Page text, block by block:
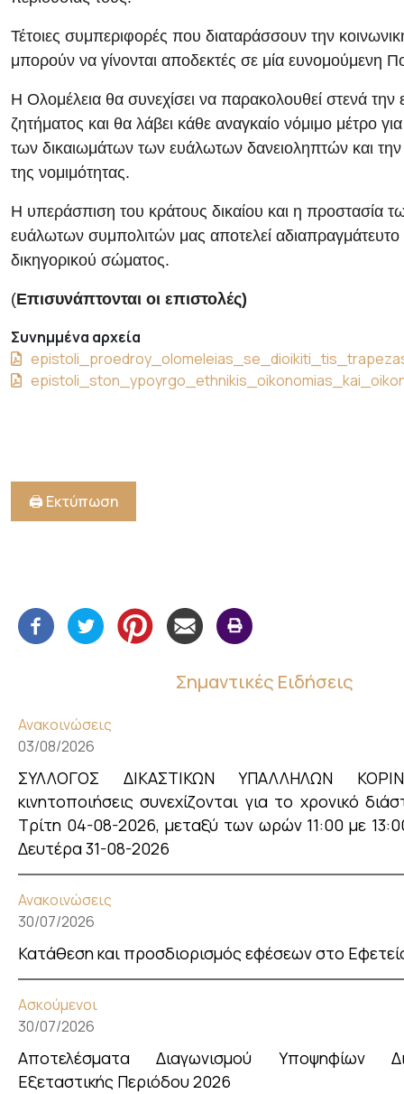
Σημαντικές Ειδήσεις
Ανακοινώσεις
03/08/2026
ΣΥΛΛΟΓΟΣ ΔΙΚΑΣΤΙΚΩΝ ΥΠΑΛΛΗΛΩΝ
κινητοποιήσεις συνεχίζονται για το χρονικό
Τρίτη 04-08-2026, μεταξύ των ωρών 11:00 με
Δευτέρα 31-08-2026
Ανακοινώσεις
30/07/2026
Κατάθεση και προσδιορισμός εφέσεων στο
Ασκούμενοι
30/07/2026
Αποτελέσματα Διαγωνισμού Υποψηφίων
Εξεταστικής Περιόδου 2026
Τέτοιες συμπεριφορές που διαταράσσουν την
μπορούν να γίνονται αποδεκτές σε μία ευνομούμενη
Η Ολομέλεια θα συνεχίσει να παρακολουθεί στενά την
ζητήματος και θα λάβει κάθε αναγκαίο νόμιμο μέτρο
των δικαιωμάτων των ευάλωτων δανειοληπτών και
της νομιμότητας.
Η υπεράσπιση του κράτους δικαίου και η προστασία
ευάλωτων συμπολιτών μας αποτελεί
δικηγορικού σώματος.
(Επισυνάπτονται οι επιστολές)
Συνημμένα αρχεία
🖨️ Εκτύπωση